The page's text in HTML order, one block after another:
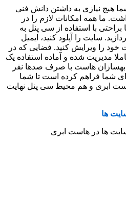
هیچ نیازی به داشتن دانش فنی
ما همه امکانات لازم را در
براحتی با استفاده از سی پنل به
سایت را آپلود کنید، ایمیل
خود را ویرایش کنید. فضایی که در
مدیریت شده و آماده استفاده یک
هاست با صرف صدها نفر
شما فراهم کرده است تا شما
هاست ابری و هم محیط سی پنل نهایت